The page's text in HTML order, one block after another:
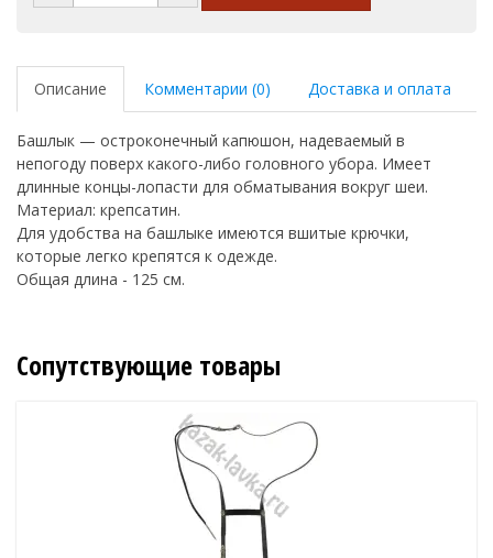
Описание Комментарии (0) Доставка и оплата
Башлык — остроконечный капюшон, надеваемый в
непогоду поверх какого-либо головного убора. Имеет
длинные концы-лопасти для обматывания вокруг шеи.
Материал: крепсатин.
Для удобства на башлыке имеются вшитые крючки,
которые легко крепятся к одежде.
Общая длина - 125 см.
Сопутствующие товары